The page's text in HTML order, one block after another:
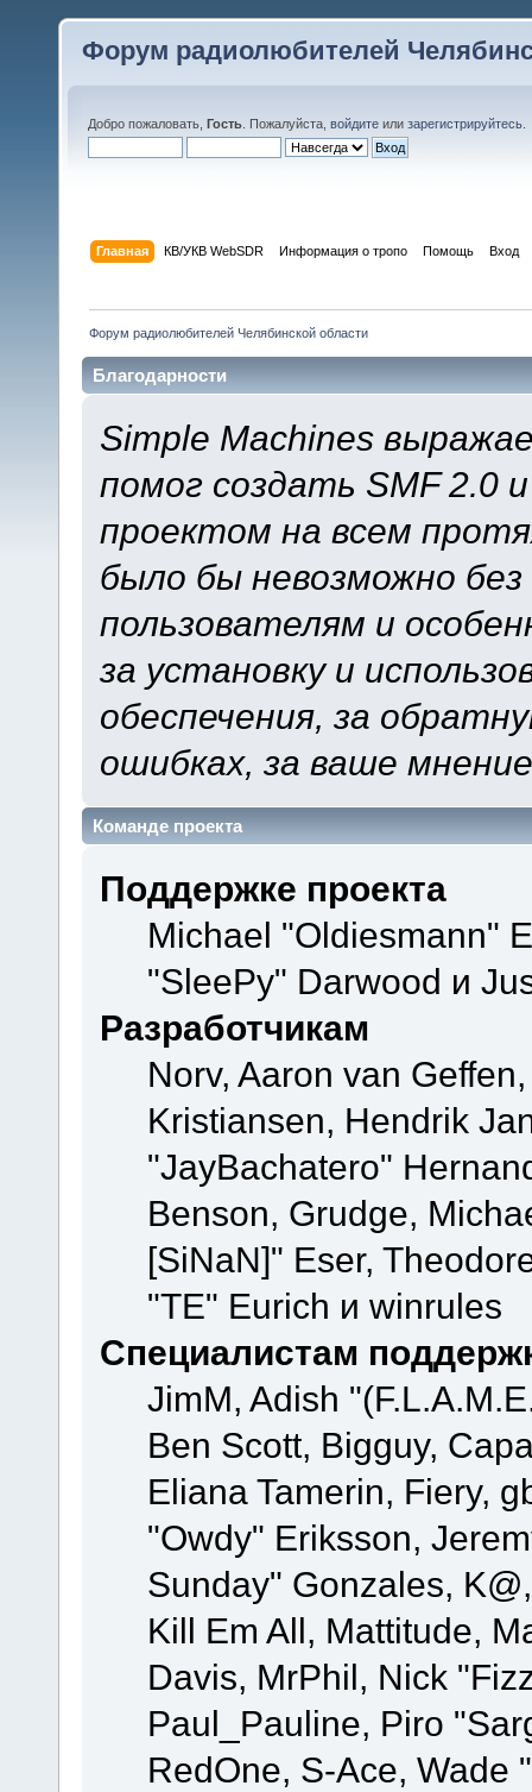
Форум радиолюбителей
Добро пожаловать, Гость . Пожалуйста, войдите или зарегистрируйтесь
Главная КВ/УКВ WebSDR Информация о тропо Помощь Вход
Форум радиолюбителей Челябинской области
Благодарности
Simple Machines
помог создать SMF 2.0
проектом на всем
было бы невозможно
пользователям и
за установку и
обеспечения, за
ошибках, за ваше
Команде проекта
Поддержке проекта
Michael "Oldiesmann"
"SleePy" Darwood и
Разработчикам
Norv, Aaron van
Kristiansen, Hendrik
"JayBachatero"
Benson, Grudge,
[SiNaN]" Eser,
"TE" Eurich и winrules
Специалистам
JimM, Adish
Ben Scott, Bigguy,
Eliana Tamerin, Fiery,
"Owdy" Eriksson,
Sunday" Gonzales,
Kill Em All, Mattitude,
Davis, MrPhil, Nick
Paul_Pauline, Piro
RedOne, S-Ace,